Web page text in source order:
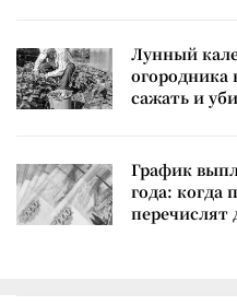
Лунный
огородника
сажать и
График
года: когда
перечислят